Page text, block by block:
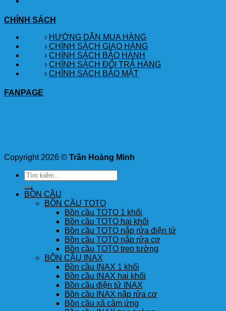
CHÍNH SÁCH
› HƯỚNG DẪN MUA HÀNG
› CHÍNH SÁCH GIAO HÀNG
› CHÍNH SÁCH BẢO HÀNH
› CHÍNH SÁCH ĐỔI TRẢ HÀNG
› CHÍNH SÁCH BẢO MẬT
FANPAGE
Copyright 2026 © Trần Hoàng Minh
Tìm
kiếm:
BỒN CẦU
BỒN CẦU TOTO
Bồn cầu TOTO 1 khối
Bồn cầu TOTO hai khối
Bồn cầu TOTO nắp rửa điện tử
Bồn cầu TOTO nắp rửa cơ
Bồn cầu TOTO treo tường
BỒN CẦU INAX
Bồn cầu INAX 1 khối
Bồn cầu INAX hai khối
Bồn cầu điện tử INAX
Bồn cầu INAX nắp rửa cơ
Bồn cầu xả cảm ứng